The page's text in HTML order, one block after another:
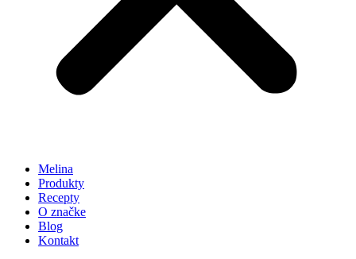
Melina
Produkty
Recepty
O značke
Blog
Kontakt